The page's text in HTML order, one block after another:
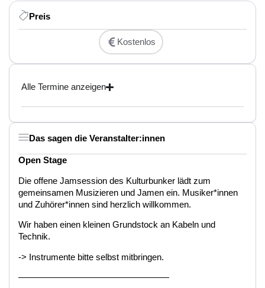
Preis
Kostenlos
Alle Termine anzeigen
Das sagen die Veranstalter:innen
Open Stage
Die offene Jamsession des Kulturbunker lädt zum
gemeinsamen Musizieren und Jamen ein. Musiker*innen
und Zuhörer*innen sind herzlich willkommen.
Wir haben einen kleinen Grundstock an Kabeln und
Technik.
-> Instrumente bitte selbst mitbringen.
—————————————————